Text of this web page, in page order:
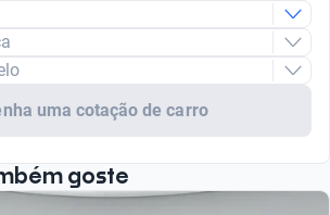
uma cotação de carro
goste